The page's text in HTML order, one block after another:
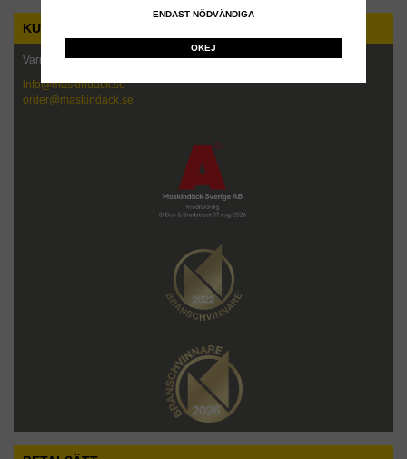
KUNDTJÄNST
Varmt välkommen att kontakta oss!
info@maskindack.se
order@maskindack.se
ENDAST NÖDVÄNDIGA
OKEJ